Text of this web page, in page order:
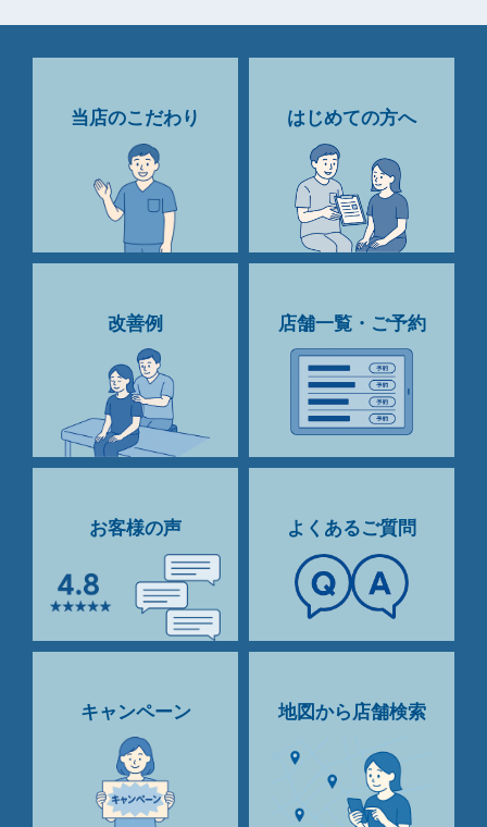
当店のこだわり はじめての方へ
改善例 店舗一覧・ご予約
お客様の声 よくあるご質問
キャンペーン 地図から店舗検索